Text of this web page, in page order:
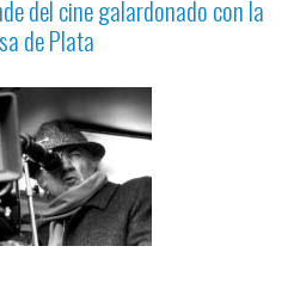
del cine galardonado con la
de Plata